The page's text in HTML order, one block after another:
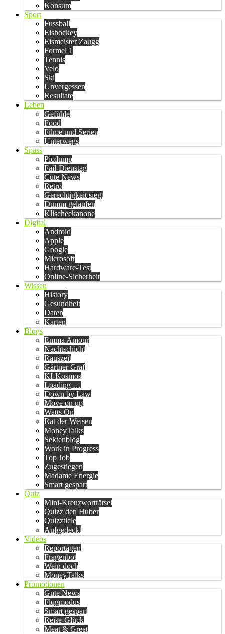
Konsum
Sport
Fussball
Eishockey
Eismeister Zaugg
Formel 1
Tennis
Velo
Ski
Unvergessen
Resultate
Leben
Gefühle
Food
Filme und Serien
Unterwegs
Spass
Picdump
Fail-Dienstag
Cute News
Retro
Gerechtigkeit siegt
Dumm gelaufen
Klischeekanone
Digital
Android
Apple
Google
Microsoft
Hardware-Test
Online-Sicherheit
Wissen
History
Gesundheit
Daten
Karten
Blogs
Emma Amour
Nachtschicht
Rauszeit
Gärtner Graf
KI-Kosmos
Loading …
Down by Law
Move on up
Watts On
Rat der Weisen
MoneyTalks
Sektenblog
Work in Progress
Top Job
Zugestiegen
Madame Energie
Smart gespart
Quiz
Mini-Kreuzworträtsel
Quizz den Huber
Quizzticle
Aufgedeckt
Videos
Reportagen
Fragenbot
Wein doch
MoneyTalks
Promotionen
Gute News
Flugmodus
Smart gespart
Reise-Glück
Meat & Greet